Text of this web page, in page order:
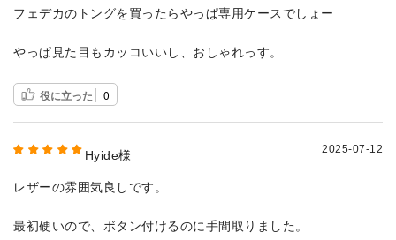
フェデカのトングを買ったらやっぱ専用ケースでしょー
やっぱ見た目もカッコいいし、おしゃれっす。
役に立った 0
Hyide様 2025-07-12
レザーの雰囲気良しです。
最初硬いので、ボタン付けるのに手間取りました。